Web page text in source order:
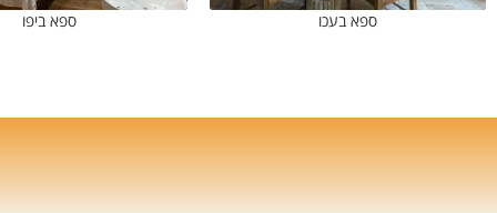
ספא בעכו ספא ביפו